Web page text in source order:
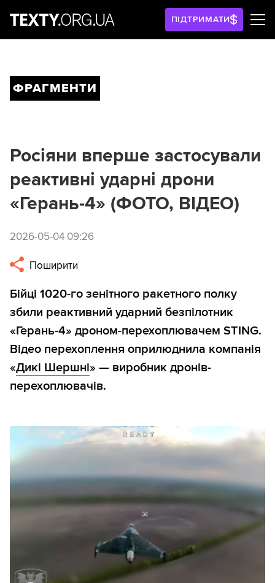
ПІДТРИМАТИ
ФРАГМЕНТИ
Росіяни вперше застосували
реактивні ударні дрони
«Герань-4» (ФОТО, ВІДЕО)
2026-05-04 09:26
Поширити
Бійці 1020-го зенітного ракетного полку
збили реактивний ударний безпілотник
«Герань-4» дроном-перехоплювачем STING.
Відео перехоплення оприлюднила компанія
«Дикі Шершні» — виробник дронів-
перехоплювачів.